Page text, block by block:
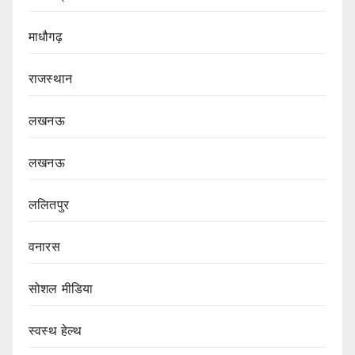
माधौगढ़
राजस्थान
लखनऊ
लखनऊ
ललितपुर
वनारस
सोशल मीडिया
स्वस्थ हेल्थ